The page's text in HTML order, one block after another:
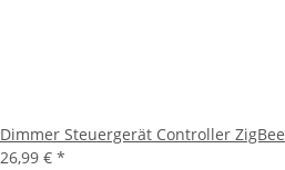
Dimmer Steuergerät Controller
26,99 € *